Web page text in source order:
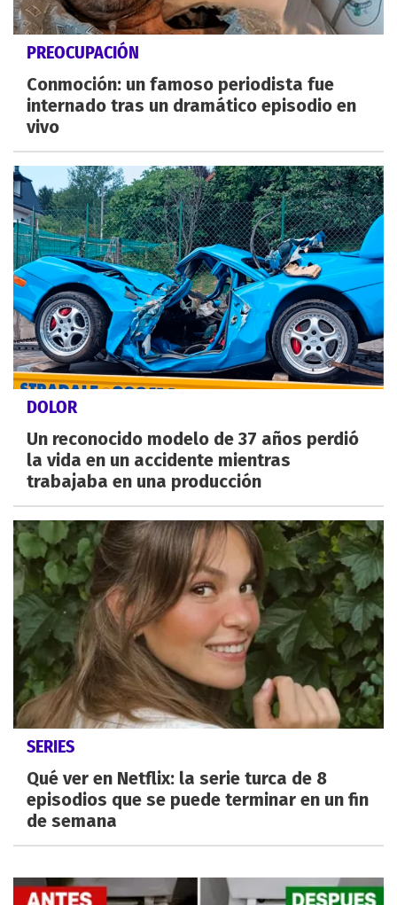
PREOCUPACIÓN
Conmoción: un famoso periodista fue
internado tras un dramático episodio en
vivo
DOLOR
Un reconocido modelo de 37 años perdió
la vida en un accidente mientras
trabajaba en una producción
SERIES
Qué ver en Netflix: la serie turca de 8
episodios que se puede terminar en un fin
de semana